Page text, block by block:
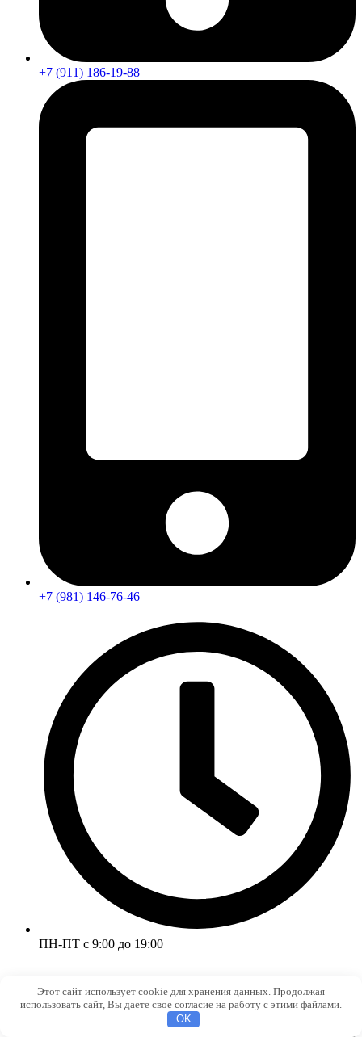
+7 (911) 186-19-88
+7 (981) 146-76-46
ПН-ПТ с 9:00 до 19:00
Этот сайт использует cookie для хранения данных. Продолжая
использовать сайт, Вы даете свое согласие на работу с этими файлами.
OK